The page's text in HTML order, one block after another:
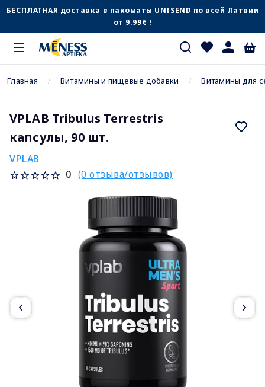
БЕСПЛАТНАЯ доставка в пакоматы UNISEND по всей Латвии
от 9.99€ !
Главная Витамины и пищевые добавки Витамины для
VPLAB Tribulus Terrestris
капсулы, 90 шт.
VPLAB
0 (0 отзыва/отзывов)